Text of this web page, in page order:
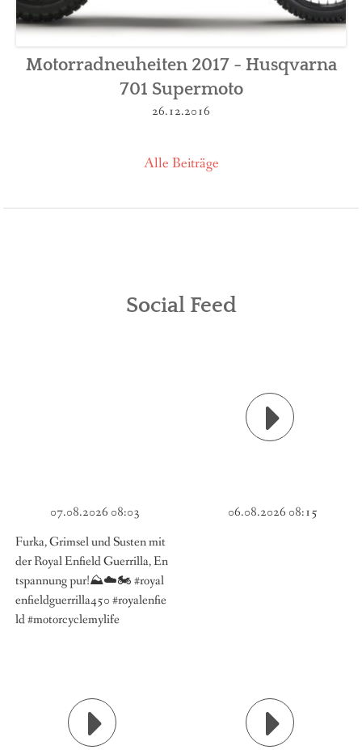
Motorradneuheiten 2017 - Husqvarna
701 Supermoto
26.12.2016
Alle Beiträge
Social Feed
07.08.2026 08:03
Furka, Grimsel und Susten mit
der Royal Enfield Guerrilla, En
tspannung pur!⛰️☁️🏍️ #royal
enfieldguerrilla450 #royalenfie
ld #motorcyclemylife
06.08.2026 08:15